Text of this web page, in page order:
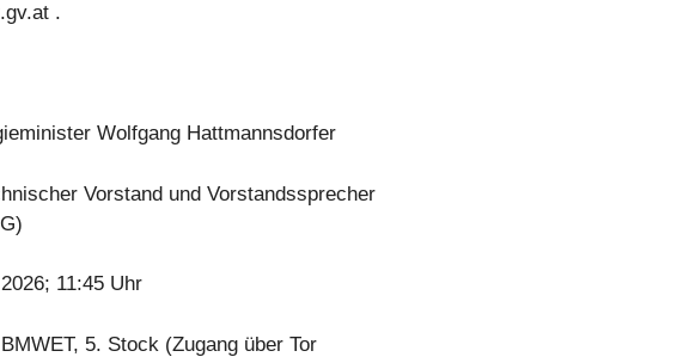
.
Wolfgang Hattmannsdorfer
Vorstand und Vorstandssprecher
11:45 Uhr
5. Stock (Zugang über Tor